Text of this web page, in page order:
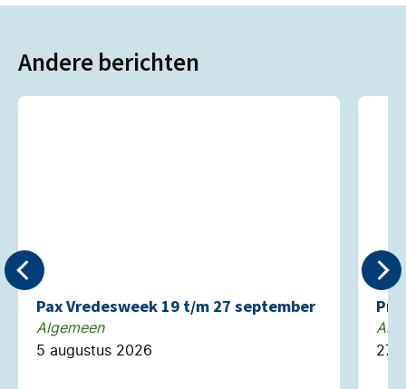
Andere berichten
Pax Vredesweek 19 t/m 27 september
Algemeen
5 augustus 2026
27